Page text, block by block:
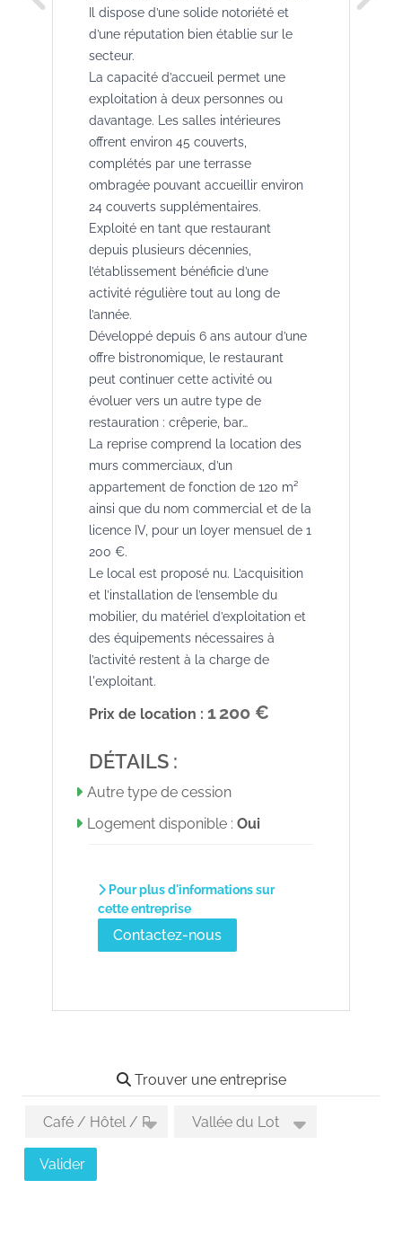
Il dispose d’une solide notoriété et
d’une réputation bien établie sur le
secteur.
La capacité d’accueil permet une
exploitation à deux personnes ou
davantage. Les salles intérieures
offrent environ 45 couverts,
complétés par une terrasse
ombragée pouvant accueillir environ
24 couverts supplémentaires.
Exploité en tant que restaurant
depuis plusieurs décennies,
l’établissement bénéficie d’une
activité régulière tout au long de
l’année.
Développé depuis 6 ans autour d’une
offre bistronomique, le restaurant
peut continuer cette activité ou
évoluer vers un autre type de
restauration : crêperie, bar…
La reprise comprend la location des
murs commerciaux, d’un
appartement de fonction de 120 m²
ainsi que du nom commercial et de la
licence IV, pour un loyer mensuel de 1
200 €.
Le local est proposé nu. L’acquisition
et l’installation de l’ensemble du
mobilier, du matériel d’exploitation et
des équipements nécessaires à
l’activité restent à la charge de
l'exploitant.
Prix de location : 1 200 €
DÉTAILS :
Autre type de cession
Logement disponible :Oui
Pour plus d'informations sur
cette entreprise
Contactez-nous
Trouver une entreprise
Choix des activités Choix des secteurs géographiques
Valider